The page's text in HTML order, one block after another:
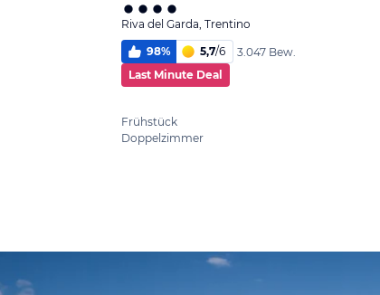
Riva del Garda, Trentino
98% 5,7/6
3.047 Bew.
Last Minute Deal
Frühstück
Doppelzimmer